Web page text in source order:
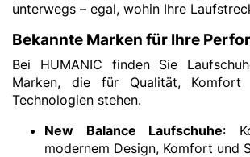
unterwegs – egal, wohin Ihre
Bekannte Marken für Ihre
Bei HUMANIC finden Sie
Marken, die für Qualität, Komfort
Technologien stehen.
New Balance Laufschuhe:
modernem Design, Komfort und